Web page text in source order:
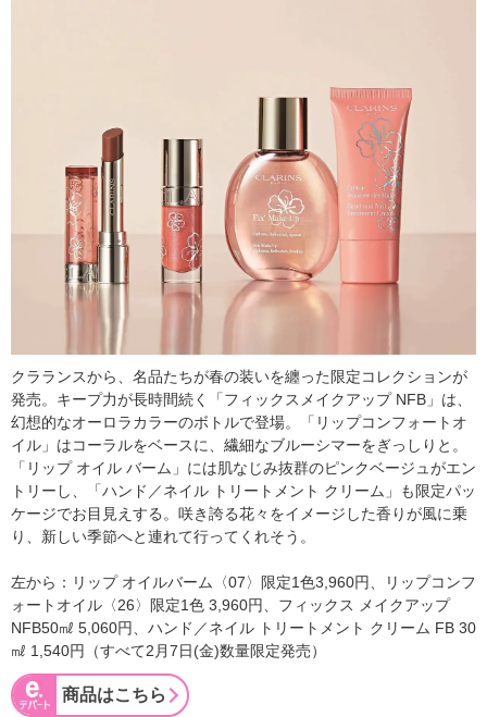
クラランスから、名品たちが春の装いを纏った限定コレクションが
発売。キープ力が長時間続く「フィックスメイクアップ NFB」は、
幻想的なオーロラカラーのボトルで登場。「リップコンフォートオ
イル」はコーラルをベースに、繊細なブルーシマーをぎっしりと。
「リップ オイル バーム」には肌なじみ抜群のピンクベージュがエン
トリーし、「ハンド／ネイル トリートメント クリーム」も限定パッ
ケージでお目見えする。咲き誇る花々をイメージした香りが風に乗
り、新しい季節へと連れて行ってくれそう。
左から：リップ オイルバーム〈07〉限定1色3,960円、リップコンフ
ォートオイル〈26〉限定1色 3,960円、フィックス メイクアップ
NFB50㎖ 5,060円、ハンド／ネイル トリートメント クリーム FB 30
㎖ 1,540円（すべて2月7日(金)数量限定発売）
商品はこちら